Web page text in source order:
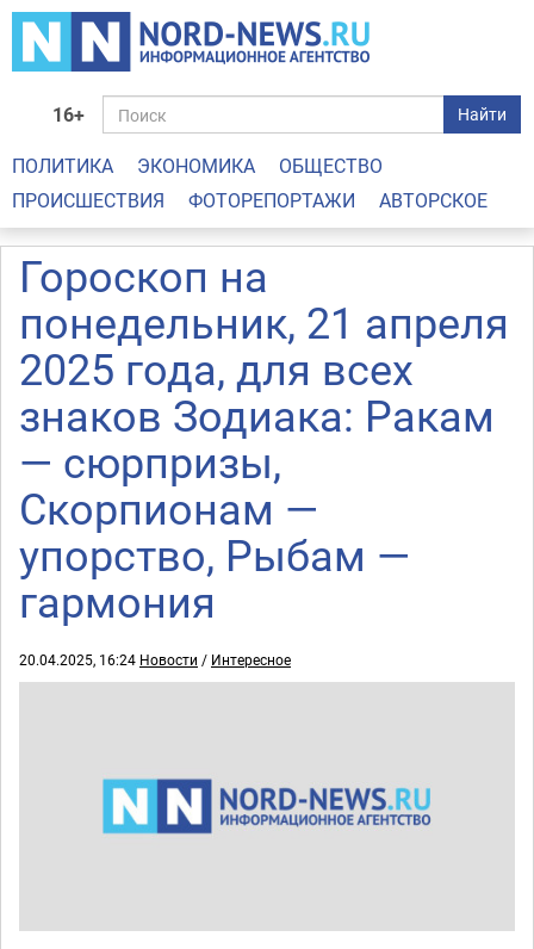
16+ Найти
ПОЛИТИКА ЭКОНОМИКА
ОБЩЕСТВО
ПРОИСШЕСТВИЯ
ФОТОРЕПОРТАЖИ АВТОРСКОЕ
Гороскоп на
понедельник, 21 апреля
2025 года, для всех
знаков Зодиака: Ракам
— сюрпризы,
Скорпионам —
упорство, Рыбам —
гармония
20.04.2025, 16:24 Новости / Интересное